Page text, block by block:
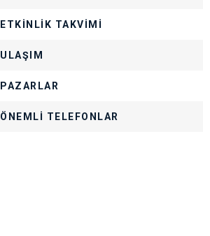
ETKİNLİK TAKVİMİ
ULAŞIM
PAZARLAR
ÖNEMLİ TELEFONLAR